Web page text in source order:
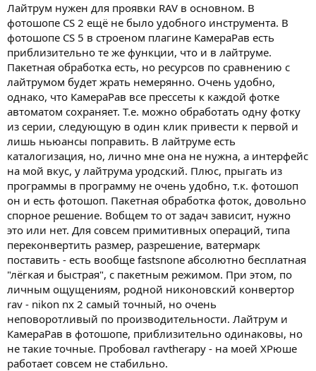
Лайтрум нужен для проявки RAV в основном. В
фотошопе CS 2 ещё не было удобного инструмента. В
фотошопе CS 5 в строеном плагине КамераРав есть
приблизительно те же функции, что и в лайтруме.
Пакетная обработка есть, но ресурсов по сравнению с
лайтрумом будет жрать немерянно. Очень удобно,
однако, что КамераРав все прессеты к каждой фотке
автоматом сохраняет. Т.е. можно обработать одну фотку
из серии, следующую в один клик привести к первой и
лишь ньюансы поправить. В лайтруме есть
каталогизация, но, лично мне она не нужна, а интерфейс
на мой вкус, у лайтрума уродский. Плюс, прыгать из
программы в программу не очень удобно, т.к. фотошоп
он и есть фотошоп. Пакетная обработка фоток, довольно
спорное решение. Вобщем то от задач зависит, нужно
это или нет. Для совсем примитивных операций, типа
переконвертить размер, разрешение, ватермарк
поставить - есть вообще fastsnone абсолютно бесплатная
"лёгкая и быстрая", с пакетным режимом. При этом, по
личным ощущениям, родной никоновский конвертор
rav - nikon nx 2 самый точный, но очень
неповоротливый по производительности. Лайтрум и
КамераРав в фотошопе, приблизительно одинаковы, но
не такие точные. Пробовал ravtherapy - на моей XPюше
работает совсем не стабильно.